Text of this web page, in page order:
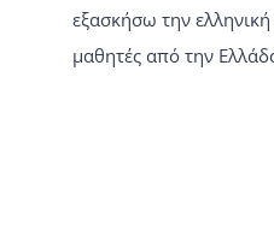
εξασκήσω την
μαθητές από την